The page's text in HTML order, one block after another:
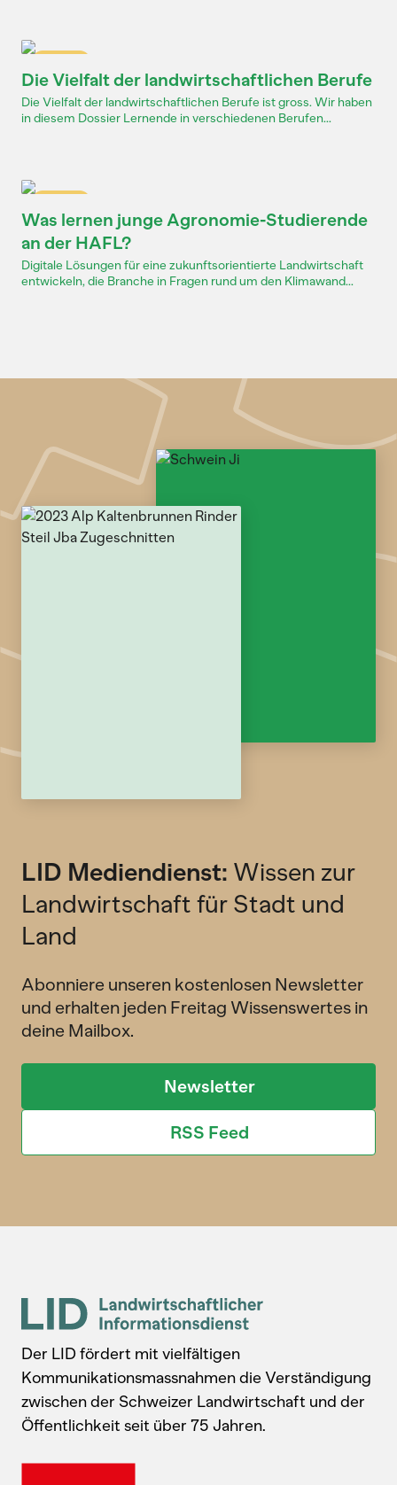
Die Vielfalt der landwirtschaftlichen Berufe
Die Vielfalt der landwirtschaftlichen Berufe ist gross. Wir haben
in diesem Dossier Lernende in verschiedenen Berufen...
Was lernen junge Agronomie-Studierende
an der HAFL?
Digitale Lösungen für eine zukunftsorientierte Landwirtschaft
entwickeln, die Branche in Fragen rund um den Klimawand...
LID Mediendienst: Wissen zur
Landwirtschaft für Stadt und
Land
Abonniere unseren kostenlosen Newsletter
und erhalten jeden Freitag Wissenswertes in
deine Mailbox.
Newsletter
RSS Feed
Der LID fördert mit vielfältigen
Kommunikationsmassnahmen die Verständigung
zwischen der Schweizer Landwirtschaft und der
Öffentlichkeit seit über 75 Jahren.